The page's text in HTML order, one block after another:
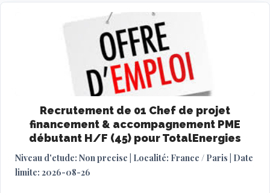
Recrutement de 01 Chef de projet
financement & accompagnement PME
débutant H/F (45) pour TotalEnergies
Niveau d'etude: Non precise | Localité: France / Paris | Date
limite: 2026-08-26